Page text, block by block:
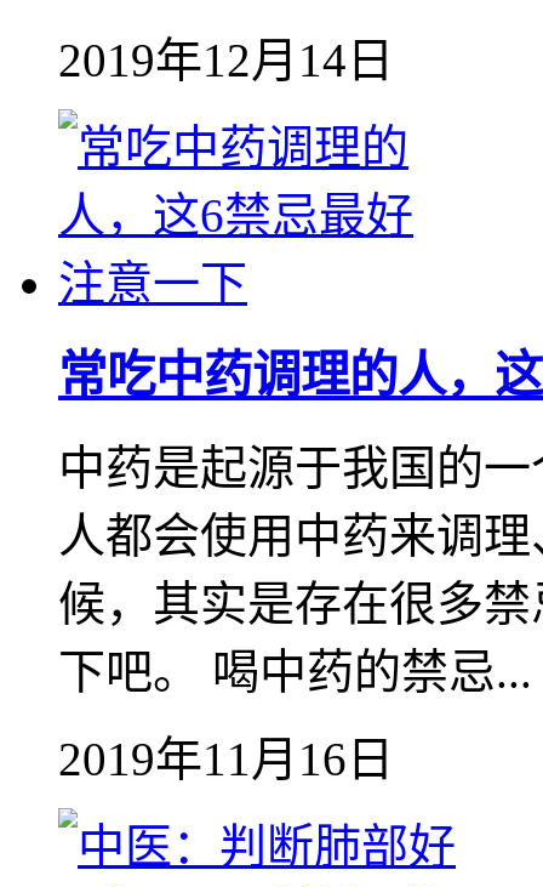
2019年12月14日
常吃中药调理的人，
中药是起源于我国的
人都会使用中药来调
候，其实是存在很多
下吧。 喝中药的禁忌...
2019年11月16日